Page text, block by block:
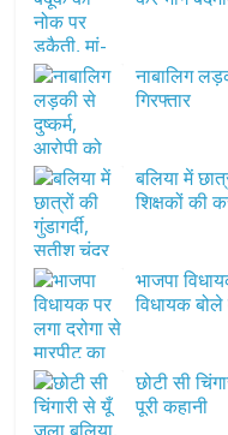
नाबालिग
गिरफ्तार
बलिया में
शिक्षकों की
भाजपा
विधायक बोले
छोटी सी
पूरी कहानी